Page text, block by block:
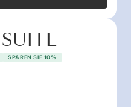
SPAREN SIE 10%